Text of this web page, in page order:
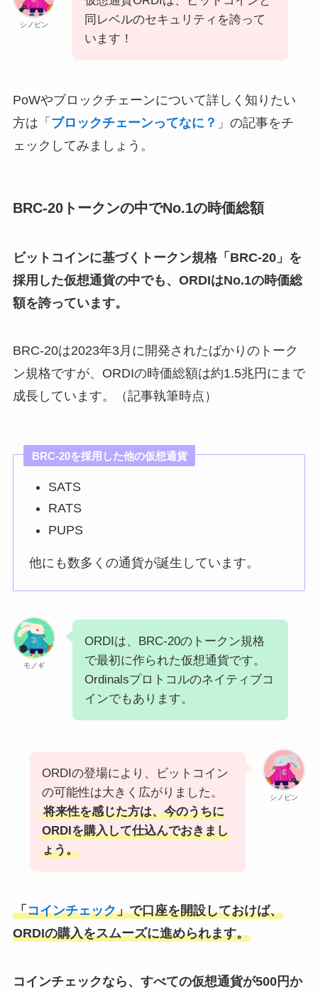
シノビン
同レベルのセキュリティを誇って
います！
PoWやブロックチェーンについて詳しく知りたい
方は「 ブロックチェーンってなに？ 」の記事をチ
ェックしてみましょう。
BRC-20トークンの中でNo.1の時価総額
ビットコインに基づくトークン規格「BRC-20」を
採用した仮想通貨の中でも、ORDIはNo.1の時価総
額を誇っています。
BRC-20は2023年3月に開発されたばかりのトーク
ン規格ですが、ORDIの時価総額は約1.5兆円にまで
成長しています。（記事執筆時点）
BRC-20を採用した他の仮想通貨
SATS
RATS
PUPS
他にも数多くの通貨が誕生しています。
モノギ
ORDIは、BRC-20のトークン規格
で最初に作られた仮想通貨です。
Ordinalsプロトコルのネイティブコ
インでもあります。
シノビン
ORDIの登場により、ビットコイン
の可能性は大きく広がりました。
将来性を感じた方は、今のうちに
ORDIを購入して仕込んでおきまし
ょう。
「コインチェック」で口座を開設しておけば、
ORDIの購入をスムーズに進められます。
コインチェックなら、すべての仮想通貨が500円か